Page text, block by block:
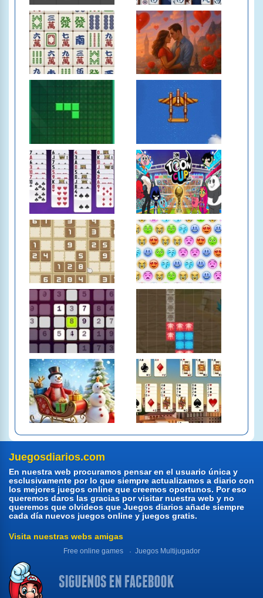
Juegosdiarios.com
En nuestra web procuramos pensar en el usuario única y
esclusivamente por lo que siempre actualizamos a diario con
los mejores juegos online que creemos oportunos. Por eso
queremos daros las gracias por visitar nuestra web y no
queremos que olvideos que Juegos diarios añade siempre
cada día nuevos juegos online y juegos gratis.
Visita nuestras webs amigas
Free online games Juegos Multijugador